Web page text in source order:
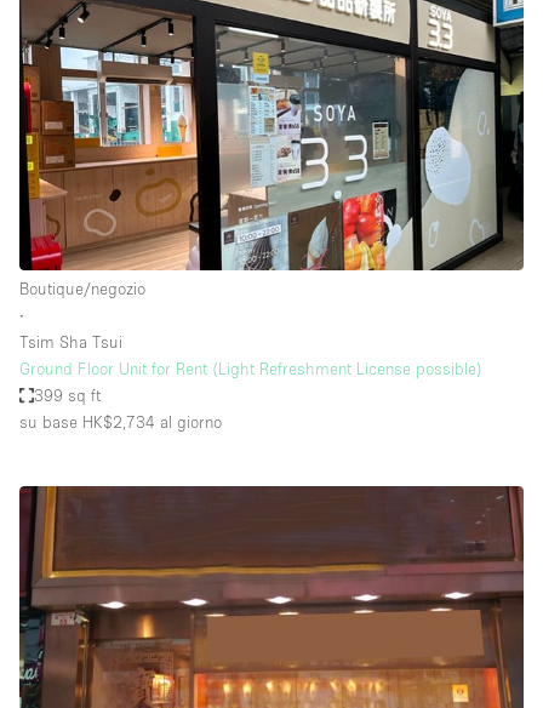
Boutique/negozio
∙
Tsim Sha Tsui
Ground Floor Unit for Rent (Light Refreshment License possible)
399 sq ft
su base HK$2,734 al giorno